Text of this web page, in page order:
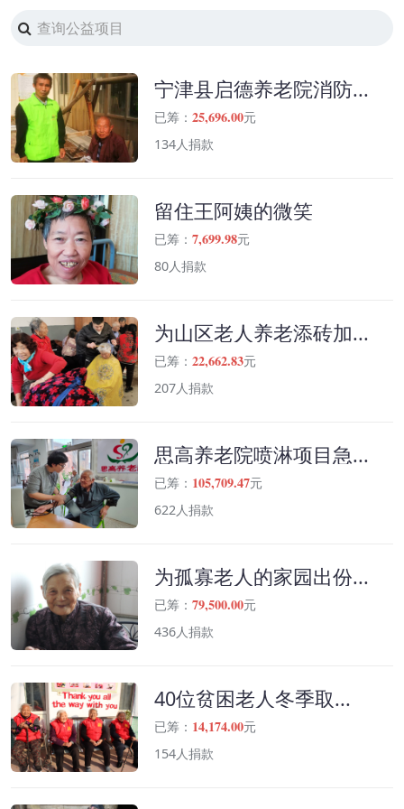
宁津县启德养老院消防...
已筹： 25,696.00元
134人捐款
留住王阿姨的微笑
已筹： 7,699.98元
80人捐款
为山区老人养老添砖加...
已筹： 22,662.83元
207人捐款
思高养老院喷淋项目急...
已筹： 105,709.47元
622人捐款
为孤寡老人的家园出份...
已筹： 79,500.00元
436人捐款
40位贫困老人冬季取...
已筹： 14,174.00元
154人捐款